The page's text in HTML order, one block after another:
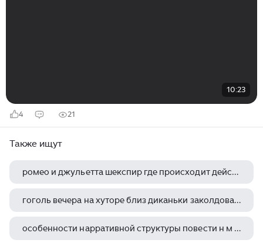
10:23
4 21
Также ищут
ромео и джульетта шекспир где происходит действие
гоголь вечера на хуторе близ диканьки заколдованное место
особенности нарративной структуры повести н м карамзина бедная лиза